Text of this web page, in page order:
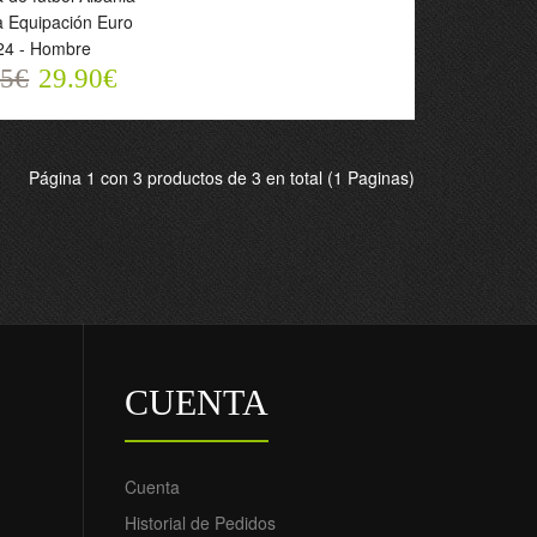
Equipación Euro
29.90€
Equipación Euro
- Hombre
29.90€
Página 1 con 3 productos de 3 en total (1 Paginas)
CUENTA
Cuenta
Historial de Pedidos